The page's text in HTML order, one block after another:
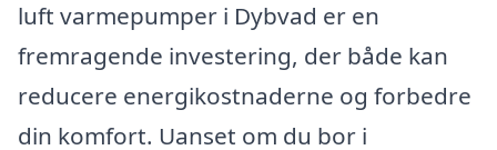
luft varmepumper i Dybvad er en
fremragende investering, der både kan
reducere energikostnaderne og forbedre
din komfort. Uanset om du bor i